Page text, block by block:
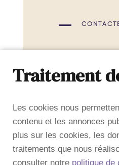
Traitement
Les cookies nous
contenu et les annonces
plus sur les cookies, les
traitements que nous
consulter notre politique de